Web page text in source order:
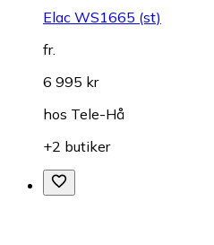
Elac WS1665 (st)
fr.
6 995 kr
hos Tele-Hå
+2 butiker